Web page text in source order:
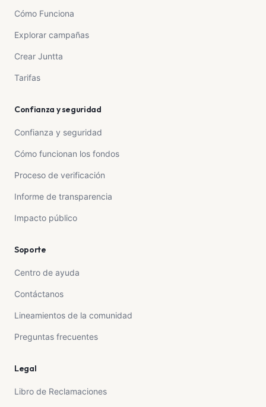
Cómo Funciona
Explorar campañas
Crear Juntta
Tarifas
Confianza y seguridad
Confianza y seguridad
Cómo funcionan los fondos
Proceso de verificación
Informe de transparencia
Impacto público
Soporte
Centro de ayuda
Contáctanos
Lineamientos de la comunidad
Preguntas frecuentes
Legal
Libro de Reclamaciones